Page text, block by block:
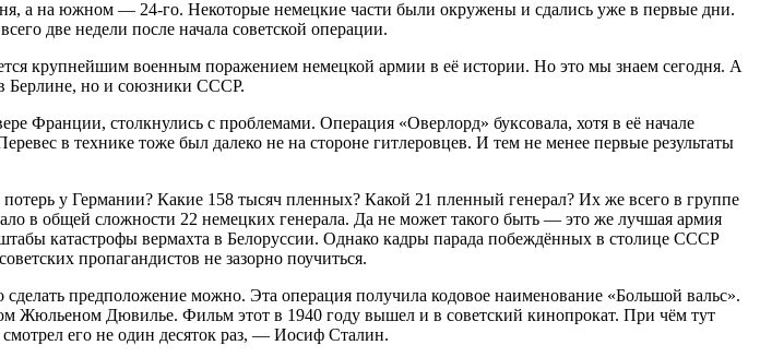
а на южном — 24-го. Некоторые немецкие части были окружены и сдались уже в первые дни.
две недели после начала советской операции.
крупнейшим военным поражением немецкой армии в её истории. Но это мы знаем сегодня. А
Берлине, но и союзники СССР.
Франции, столкнулись с проблемами. Операция «Оверлорд» буксовала, хотя в её начале
в технике тоже был далеко не на стороне гитлеровцев. И тем не менее первые результаты
у Германии? Какие 158 тысяч пленных? Какой 21 пленный генерал? Их же всего в группе
в общей сложности 22 немецких генерала. Да не может такого быть — это же лучшая армия
катастрофы вермахта в Белоруссии. Однако кадры парада побеждённых в столице СССР
пропагандистов не зазорно поучиться.
предположение можно. Эта операция получила кодовое наименование «Большой вальс».
Жюльеном Дювилье. Фильм этот в 1940 году вышел и в советский кинопрокат. При чём тут
его не один десяток раз, — Иосиф Сталин.